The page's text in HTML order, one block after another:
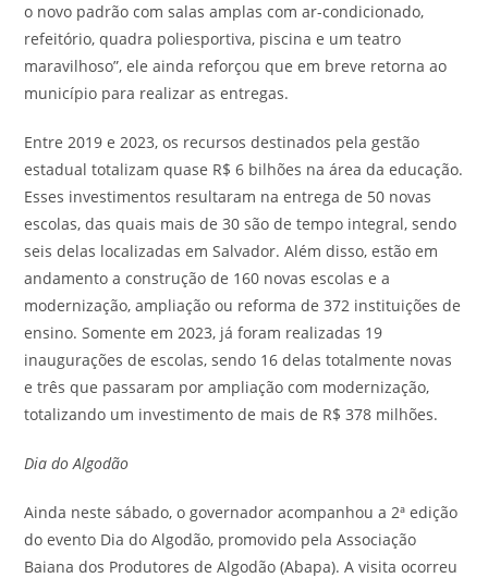
o novo padrão com salas amplas com ar-condicionado,
refeitório, quadra poliesportiva, piscina e um teatro
maravilhoso”, ele ainda reforçou que em breve retorna ao
município para realizar as entregas.
Entre 2019 e 2023, os recursos destinados pela gestão
estadual totalizam quase R$ 6 bilhões na área da educação.
Esses investimentos resultaram na entrega de 50 novas
escolas, das quais mais de 30 são de tempo integral, sendo
seis delas localizadas em Salvador. Além disso, estão em
andamento a construção de 160 novas escolas e a
modernização, ampliação ou reforma de 372 instituições de
ensino. Somente em 2023, já foram realizadas 19
inaugurações de escolas, sendo 16 delas totalmente novas
e três que passaram por ampliação com modernização,
totalizando um investimento de mais de R$ 378 milhões.
Dia do Algodão
Ainda neste sábado, o governador acompanhou a 2ª edição
do evento Dia do Algodão, promovido pela Associação
Baiana dos Produtores de Algodão (Abapa). A visita ocorreu